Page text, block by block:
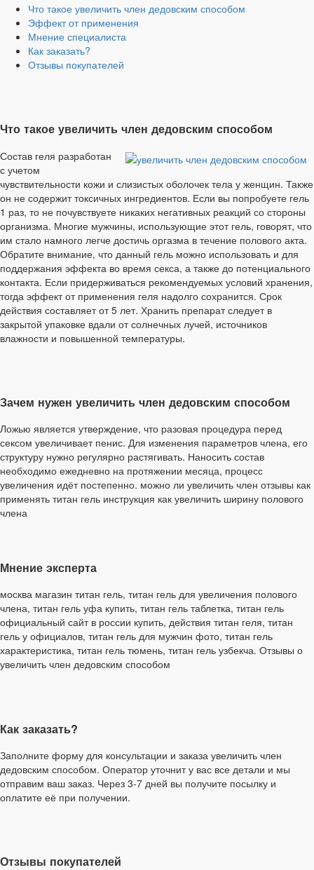
Что такое увеличить член дедовским способом
Эффект от применения
Мнение специалиста
Как заказать?
Отзывы покупателей
Что такое увеличить член дедовским способом
Состав геля разработан
с учетом
чувствительности кожи и слизистых оболочек тела у женщин. Также
он не содержит токсичных ингредиентов. Если вы попробуете гель
1 раз, то не почувствуете никаких негативных реакций со стороны
организма. Многие мужчины, использующие этот гель, говорят, что
им стало намного легче достичь оргазма в течение полового акта.
Обратите внимание, что данный гель можно использовать и для
поддержания эффекта во время секса, а также до потенциального
контакта. Если придерживаться рекомендуемых условий хранения,
тогда эффект от применения геля надолго сохранится. Срок
действия составляет от 5 лет. Хранить препарат следует в
закрытой упаковке вдали от солнечных лучей, источников
влажности и повышенной температуры.
Зачем нужен увеличить член дедовским способом
Ложью является утверждение, что разовая процедура перед
сексом увеличивает пенис. Для изменения параметров члена, его
структуру нужно регулярно растягивать. Наносить состав
необходимо ежедневно на протяжении месяца, процесс
увеличения идёт постепенно. можно ли увеличить член отзывы как
применять титан гель инструкция как увеличить ширину полового
члена
Мнение эксперта
москва магазин титан гель, титан гель для увеличения полового
члена, титан гель уфа купить, титан гель таблетка, титан гель
официальный сайт в россии купить, действия титан геля, титан
гель у официалов, титан гель для мужчин фото, титан гель
характеристика, титан гель тюмень, титан гель узбекча. Отзывы о
увеличить член дедовским способом
Как заказать?
Заполните форму для консультации и заказа увеличить член
дедовским способом. Оператор уточнит у вас все детали и мы
отправим ваш заказ. Через 3-7 дней вы получите посылку и
оплатите её при получении.
Отзывы покупателей